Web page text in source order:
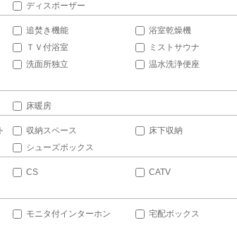
ディスポーザー
追焚き機能
浴室乾燥機
ＴＶ付浴室
ミストサウナ
洗面所独立
温水洗浄便座
床暖房
収納スペース
床下収納
シューズボックス
CS
CATV
モニタ付インターホン
宅配ボックス